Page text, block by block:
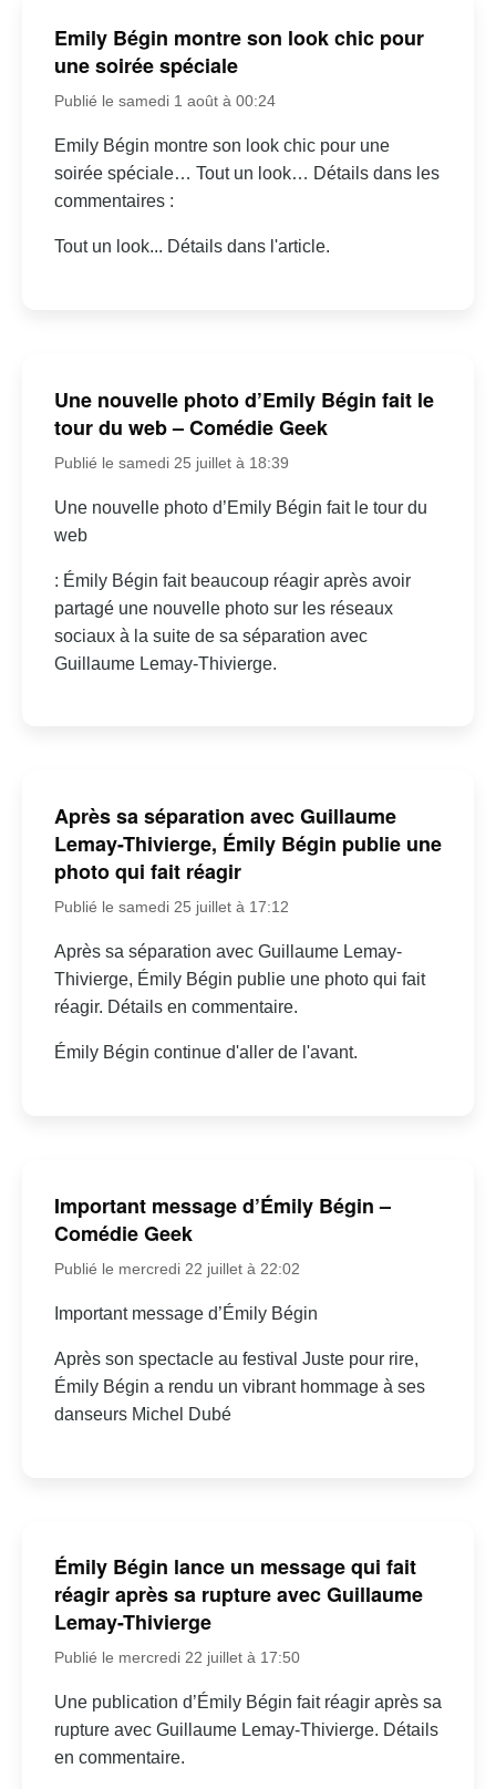
Emily Bégin montre son look chic pour
une soirée spéciale
Publié le samedi 1 août à 00:24
Emily Bégin montre son look chic pour une
soirée spéciale… Tout un look… Détails dans les
commentaires :
Tout un look... Détails dans l'article.
Une nouvelle photo d’Emily Bégin fait le
tour du web – Comédie Geek
Publié le samedi 25 juillet à 18:39
Une nouvelle photo d’Emily Bégin fait le tour du
web
: Émily Bégin fait beaucoup réagir après avoir
partagé une nouvelle photo sur les réseaux
sociaux à la suite de sa séparation avec
Guillaume Lemay-Thivierge.
Après sa séparation avec Guillaume
Lemay-Thivierge, Émily Bégin publie une
photo qui fait réagir
Publié le samedi 25 juillet à 17:12
Après sa séparation avec Guillaume Lemay-
Thivierge, Émily Bégin publie une photo qui fait
réagir. Détails en commentaire.
Émily Bégin continue d'aller de l'avant.
Important message d’Émily Bégin –
Comédie Geek
Publié le mercredi 22 juillet à 22:02
Important message d’Émily Bégin
Après son spectacle au festival Juste pour rire,
Émily Bégin a rendu un vibrant hommage à ses
danseurs Michel Dubé
Émily Bégin lance un message qui fait
réagir après sa rupture avec Guillaume
Lemay-Thivierge
Publié le mercredi 22 juillet à 17:50
Une publication d’Émily Bégin fait réagir après sa
rupture avec Guillaume Lemay-Thivierge. Détails
en commentaire.